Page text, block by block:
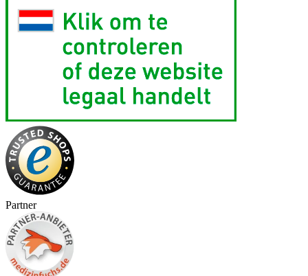
Partner